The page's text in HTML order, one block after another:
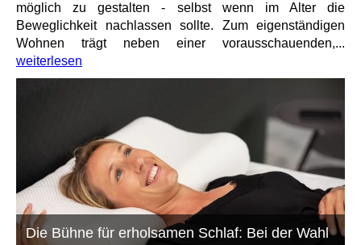
möglich zu gestalten - selbst wenn im Alter die
Beweglichkeit nachlassen sollte. Zum eigenständigen
Wohnen trägt neben einer vorausschauenden,...
weiterlesen
Die Bühne für erholsamen Schlaf: Bei der Wahl